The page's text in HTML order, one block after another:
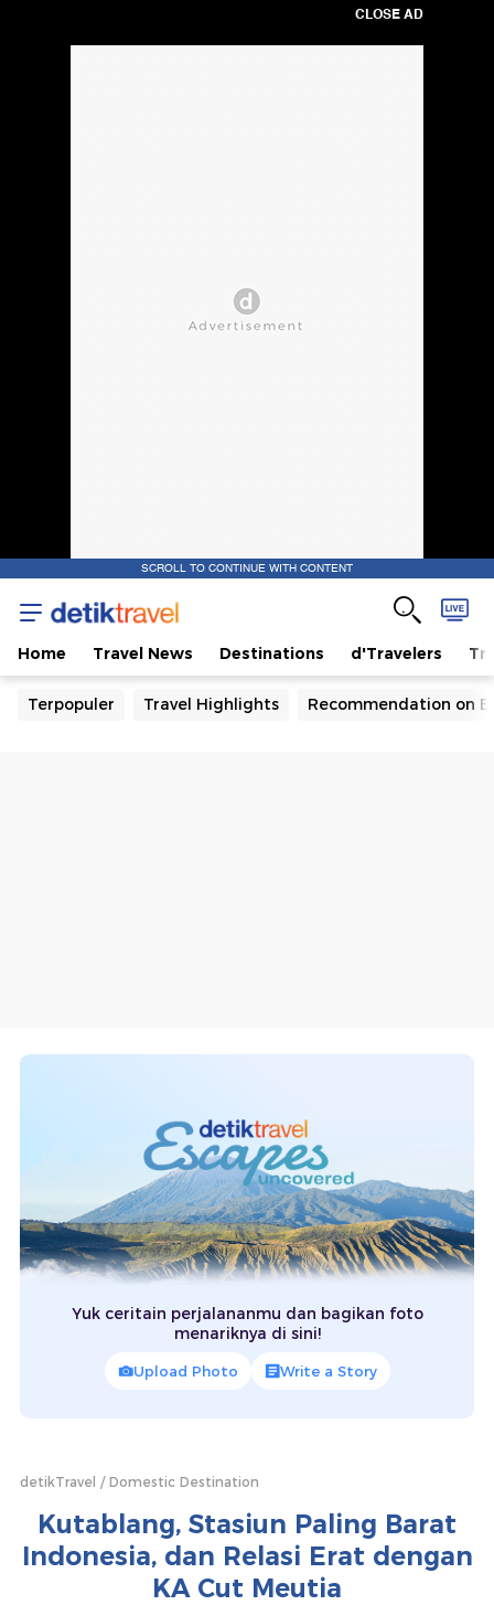
CLOSE AD
SCROLL TO CONTINUE WITH CONTENT
Home Travel News Destinations d'Travelers
Terpopuler Travel Highlights Recommendation on
Yuk ceritain perjalananmu dan bagikan foto
menariknya di sini!
Upload Photo Write a Story
detikTravel Domestic Destination
Kutablang, Stasiun Paling Barat
Indonesia, dan Relasi Erat dengan
KA Cut Meutia